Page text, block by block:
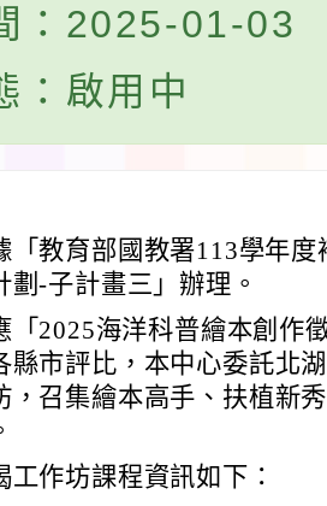
：2025-01-03
：啟用中
「教育部國教署113學年
劃-子計畫三」辦理。
「2025海洋科普繪本創作
縣市評比，本中心委託北
，召集繪本高手、扶植新
工作坊課程資訊如下：